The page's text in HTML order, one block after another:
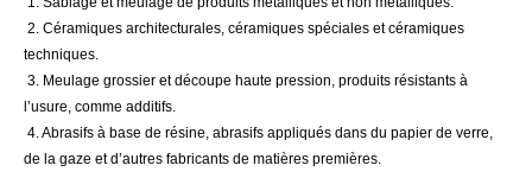
2. Céramiques architecturales, céramiques spéciales et céramiques
techniques.
3. Meulage grossier et découpe haute pression, produits résistants à
l’usure, comme additifs.
4. Abrasifs à base de résine, abrasifs appliqués dans du papier de verre,
de la gaze et d’autres fabricants de matières premières.